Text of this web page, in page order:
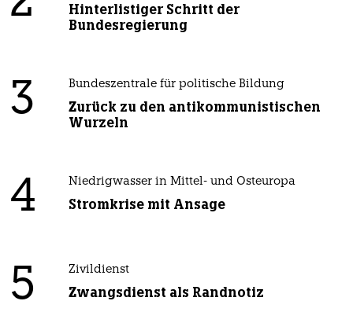
Hinterlistiger Schritt der
Bundesregierung
3 Bundeszentrale für politische Bildung
Zurück zu den antikommunistischen
Wurzeln
4 Niedrigwasser in Mittel- und Osteuropa
Stromkrise mit Ansage
5 Zivildienst
Zwangsdienst als Randnotiz